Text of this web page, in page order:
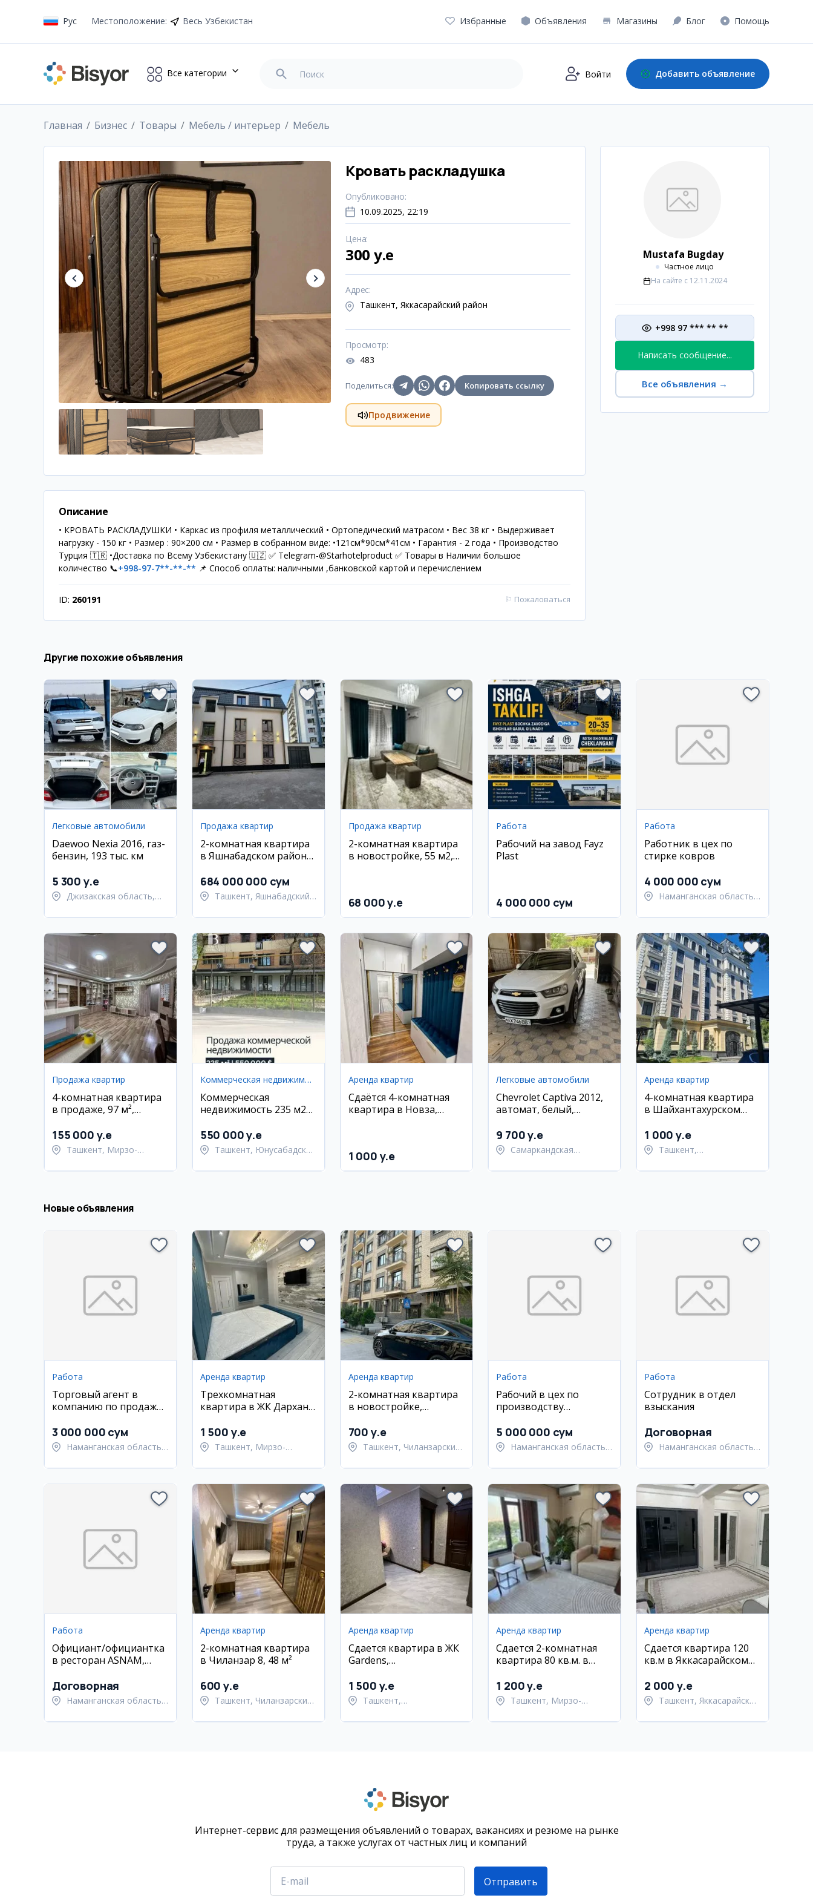
Рус Местоположение: Весь Узбекистан Избранные Объявления Магазины Блог Помощь
Все категории Войти Добавить объявление
Главная Бизнес Товары Мебель / интерьер Мебель
Кровать раскладушка
Опубликовано:
10.09.2025, 22:19
Цена:
300 y.e
Адрес:
Ташкент, Яккасарайский район
Просмотр:
483
Поделиться: Копировать ссылку
Продвижение
Описание
• КРОВАТЬ РАСКЛАДУШКИ • Каркас из профиля металлический • Ортопедический матрасом • Вес 38 кг • Выдерживает
нагрузку - 150 кг • Размер : 90×200 см • Размер в собранном виде: •121см*90см*41см • Гарантия - 2 года • Производство
Турция 🇹🇷 •Доставка по Всему Узбекистану 🇺🇿 ✅ Telegram-@Starhotelproduct ✅ Товары в Наличии большое
количество 📞+998-97-7**-**-** 📌 Способ оплаты: наличными ,банковской картой и перечислением
ID: 260191 ⚐ Пожаловаться
Mustafa Bugday
Частное лицо
На сайте с 12.11.2024
+998 97 *** ** **
Написать сообщение...
Все объявления →
Другие похожие объявления
Легковые автомобили
Daewoo Nexia 2016, газ-
бензин, 193 тыс. км
5 300 y.e
Джизакская область,
Продажа квартир
2-комнатная квартира
в Яшнабадском районе,
684 000 000 сум
Ташкент, Яшнабадский
Продажа квартир
2-комнатная квартира
в новостройке, 55 м2,
68 000 y.e
Работа
Рабочий на завод Fayz
Plast
4 000 000 сум
Работа
Работник в цех по
стирке ковров
4 000 000 сум
Наманганская область,
Продажа квартир
4-комнатная квартира
в продаже, 97 м²,
район
155 000 y.e
Ташкент, Мирзо-
Коммерческая недвижимость
Коммерческая
недвижимость 235 м2
Юнусабадский район
550 000 y.e
Ташкент, Юнусабадский
Аренда квартир
Сдаётся 4-комнатная
квартира в Новза,
1 000 y.e
Легковые автомобили
Chevrolet Captiva 2012,
автомат, белый,
9 700 y.e
Самаркандская
Самаркандский район
Аренда квартир
4-комнатная квартира
в Шайхантахурском
Тинчлик
1 000 y.e
Ташкент,
Новые объявления
Работа
Торговый агент в
компанию по продаже
3 000 000 сум
Наманганская область,
Аренда квартир
Трехкомнатная
квартира в ЖК Дархан,
1 500 y.e
Ташкент, Мирзо-
Аренда квартир
2-комнатная квартира
в новостройке,
700 y.e
Ташкент, Чиланзарский
Работа
Рабочий в цех по
производству
5 000 000 сум
Наманганская область,
Работа
Сотрудник в отдел
взыскания
Договорная
Наманганская область,
Работа
Официант/официантка
в ресторан ASNAM,
Договорная
Наманганская область,
Аренда квартир
2-комнатная квартира
в Чиланзар 8, 48 м²
600 y.e
Ташкент, Чиланзарский
Аренда квартир
Сдается квартира в ЖК
Gardens,
район, Ташкент, 90
кв.м.
1 500 y.e
Ташкент,
Аренда квартир
Сдается 2-комнатная
квартира 80 кв.м. в
районе, Ц2 Дархан,
вторичка, с мебелью и
техникой
1 200 y.e
Ташкент, Мирзо-
Аренда квартир
Сдается квартира 120
кв.м в Яккасарайском
Руставели 3/4/9
2 000 y.e
Ташкент, Яккасарайский
Интернет-сервис для размещения объявлений о товарах, вакансиях и резюме на рынке
труда, а также услугах от частных лиц и компаний
Отправить